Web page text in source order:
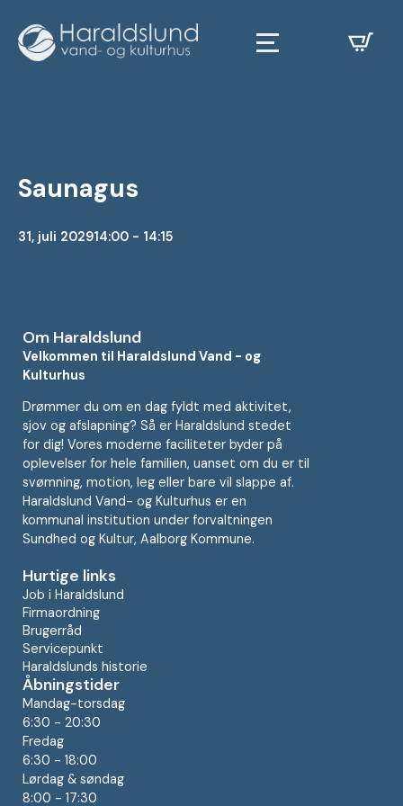
Saunagus
31, juli 202914:00 - 14:15
Om Haraldslund
Velkommen til Haraldslund Vand - og
Kulturhus
Drømmer du om en dag fyldt med aktivitet,
sjov og afslapning? Så er Haraldslund stedet
for dig! Vores moderne faciliteter byder på
oplevelser for hele familien, uanset om du er til
svømning, motion, leg eller bare vil slappe af.
Haraldslund Vand- og Kulturhus er en
kommunal institution under forvaltningen
Sundhed og Kultur, Aalborg Kommune.
Hurtige links
Job i Haraldslund
Firmaordning
Brugerråd
Servicepunkt
Haraldslunds historie
Åbningstider
Mandag-torsdag
6:30 - 20:30
Fredag
6:30 - 18:00
Lørdag & søndag
8:00 - 17:30